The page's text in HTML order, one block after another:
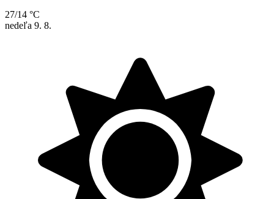
27/14 °C
nedeľa 9. 8.